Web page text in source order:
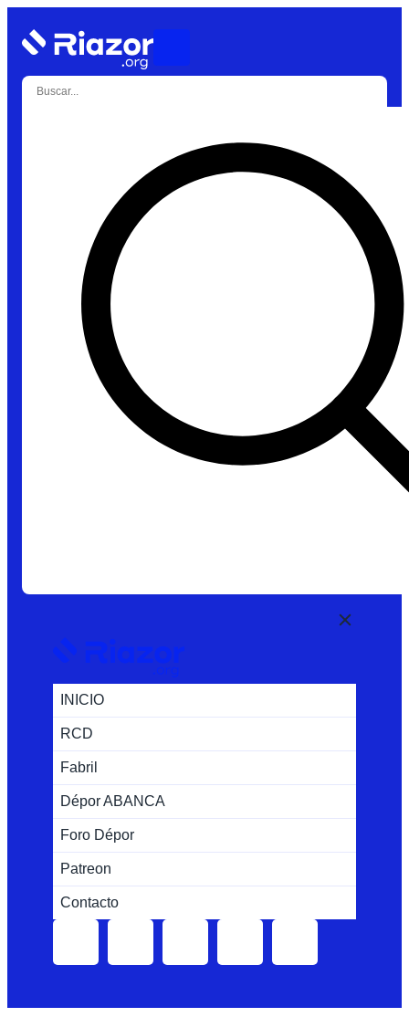
INICIO
RCD
Fabril
Dépor ABANCA
Foro Dépor
Patreon
Contacto